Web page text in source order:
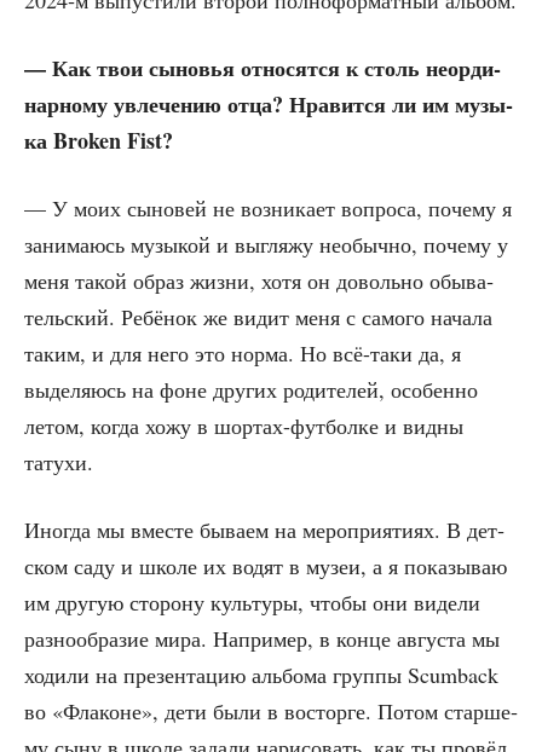
— Как твои сыно­вья отно­сят­ся к столь неор­ди­
нар­но­му увле­че­нию отца? Нра­вит­ся ли им музы­
ка Broken Fist?
— У моих сыно­вей не воз­ни­ка­ет вопро­са, поче­му я
зани­ма­юсь музы­кой и выгля­жу необыч­но, поче­му у
меня такой образ жиз­ни, хотя он доволь­но обы­ва­
тель­ский. Ребё­нок же видит меня с само­го нача­ла
таким, и для него это нор­ма. Но всё-таки да, я
выде­ля­юсь на фоне дру­гих роди­те­лей, осо­бен­но
летом, когда хожу в шор­тах-фут­бол­ке и вид­ны
татухи.
Ино­гда мы вме­сте быва­ем на меро­при­я­ти­ях. В дет­
ском саду и шко­ле их водят в музеи, а я пока­зы­ваю
им дру­гую сто­ро­ну куль­ту­ры, что­бы они виде­ли
раз­но­об­ра­зие мира. Напри­мер, в кон­це авгу­ста мы
ходи­ли на пре­зен­та­цию аль­бо­ма груп­пы Scumback
во «Фла­коне», дети были в вос­тор­ге. Потом стар­ше­